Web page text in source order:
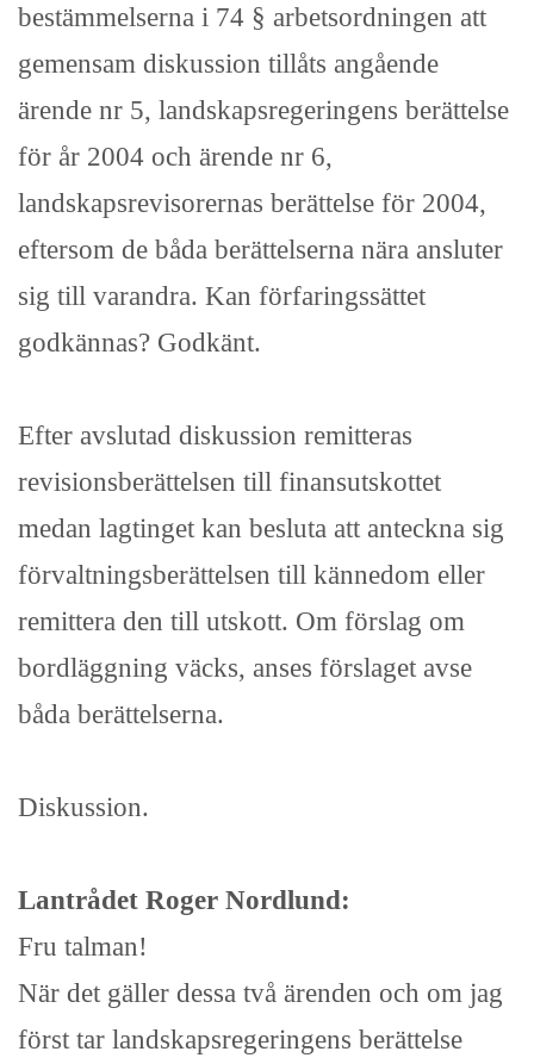
bestämmelserna i 74 § arbetsordningen att
gemensam diskussion tillåts angående
ärende nr 5, landskapsregeringens berättelse
för år 2004 och ärende nr 6,
landskapsrevisorernas berättelse för 2004,
eftersom de båda berättelserna nära ansluter
sig till varandra. Kan förfaringssättet
godkännas? Godkänt.
Efter avslutad diskussion remitteras
revisionsberättelsen till finansutskottet
medan lagtinget kan besluta att anteckna sig
förvaltningsberättelsen till kännedom eller
remittera den till utskott. Om förslag om
bordläggning väcks, anses förslaget avse
båda berättelserna.
Diskussion.
Lantrådet Roger Nordlund:
Fru talman!
När det gäller dessa två ärenden och om jag
först tar landskapsregeringens berättelse